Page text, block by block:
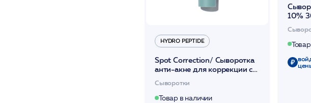
HYDRO PEPTIDE
Spot Correction/ Сыворотка
анти-акне для коррекции с
противовосп. и
обезболивающ.действ. 15мл
/HP
Сыворотки
Товар в наличии
10%